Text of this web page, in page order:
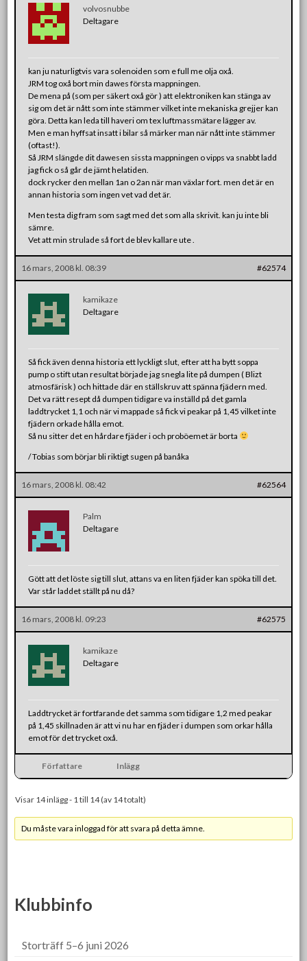
volvosnubbe
Deltagare
kan ju naturligtvis vara solenoiden som e full me olja oxå.
JRM tog oxå bort min dawes första mappningen.
De mena på (som per säkert oxå gör ) att elektroniken kan stänga av
sig om det är nått som inte stämmer vilket inte mekaniska grejjer kan
göra. Detta kan leda till haveri om tex luftmassmätare lägger av.
Men e man hyffsat insatt i bilar så märker man när nått inte stämmer
(oftast!).
Så JRM slängde dit dawesen sissta mappningen o vipps va snabbt ladd
jag fick o så går de jämt helatiden.
dock rycker den mellan 1an o 2an när man växlar fort. men det är en
annan historia som ingen vet vad det är.
Men testa dig fram som sagt med det som alla skrivit. kan ju inte bli
sämre.
Vet att min strulade så fort de blev kallare ute .
16 mars, 2008 kl. 08:39 #62574
kamikaze
Deltagare
Så fick även denna historia ett lyckligt slut, efter att ha bytt soppa
pump o stift utan resultat började jag snegla lite på dumpen ( Blizt
atmosfärisk ) och hittade där en ställskruv att spänna fjädern med.
Det va rätt resept då dumpen tidigare va inställd på det gamla
laddtrycket 1,1 och när vi mappade så fick vi peakar på 1,45 vilket inte
fjädern orkade hålla emot.
Så nu sitter det en hårdare fjäder i och proböemet är borta
/ Tobias som börjar bli riktigt sugen på banåka
16 mars, 2008 kl. 08:42 #62564
Palm
Deltagare
Gött att det löste sig till slut, attans va en liten fjäder kan spöka till det.
Var står laddet ställt på nu då?
16 mars, 2008 kl. 09:23 #62575
kamikaze
Deltagare
Laddtrycket är fortfarande det samma som tidigare 1,2 med peakar
på 1,45 skillnaden är att vi nu har en fjäder i dumpen som orkar hålla
emot för det trycket oxå.
Författare Inlägg
Visar 14 inlägg - 1 till 14 (av 14 totalt)
Du måste vara inloggad för att svara på detta ämne.
Klubbinfo
Storträff 5–6 juni 2026